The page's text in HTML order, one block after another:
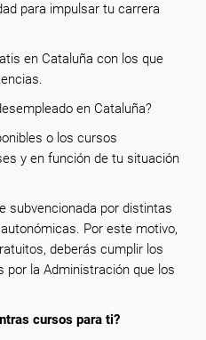
para impulsar tu carrera
en Cataluña con los que
en Cataluña?
o los cursos
y en función de tu situación
subvencionada por distintas
Por este motivo,
deberás cumplir los
la Administración que los
cursos para ti?